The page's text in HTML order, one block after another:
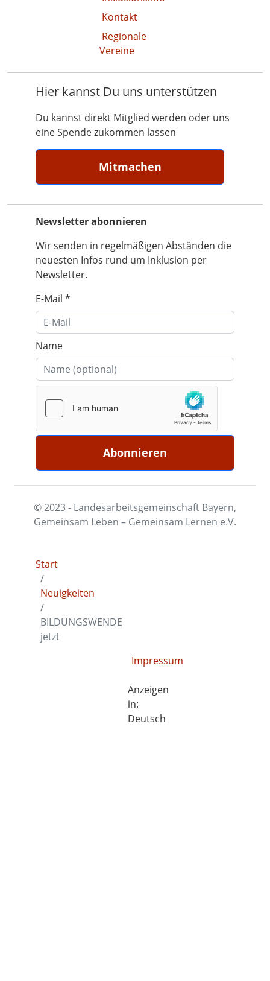
Kontakt
Regionale
Vereine
Hier kannst Du uns unterstützen
Du kannst direkt Mitglied werden oder uns
eine Spende zukommen lassen
Mitmachen
Newsletter abonnieren
Wir senden in regelmäßigen Abständen die
neuesten Infos rund um Inklusion per
Newsletter.
E-Mail*
Name
© 2023 - Landesarbeitsgemeinschaft Bayern,
Gemeinsam Leben – Gemeinsam Lernen e.V.
Start
Neuigkeiten
BILDUNGSWENDE
jetzt
Impressum
Anzeigen
in:
Deutsch